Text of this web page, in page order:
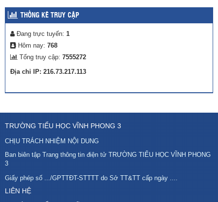
THỐNG KÊ TRUY CẬP
Đang trực tuyến: 1
Hôm nay: 768
Tổng truy cập: 7555272
Địa chỉ IP: 216.73.217.113
TRƯỜNG TIỂU HỌC VĨNH PHONG 3
CHỊU TRÁCH NHIỆM NỘI DUNG
Ban biên tập Trang thông tin điện tử TRƯỜNG TIỂU HỌC VĨNH PHONG
3
Giấy phép số .../GPTTĐT-STTTT do Sở TT&TT cấp ngày ....
LIÊN HỆ